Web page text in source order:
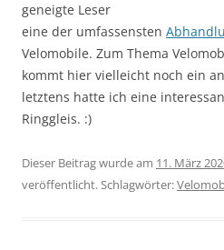
geneigte Leser
eine der umfassensten
Velomobile. Zum Thema
kommt hier vielleicht noch ein
letztens hatte ich eine
Ringgleis. :)
Dieser Beitrag wurde am 11. März
veröffentlicht. Schlagwörter: